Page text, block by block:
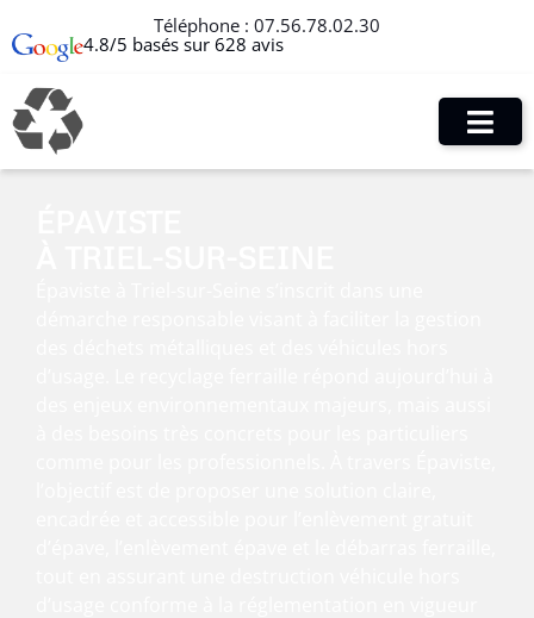
Téléphone : 07.56.78.02.30
4.8/5 basés sur 628 avis